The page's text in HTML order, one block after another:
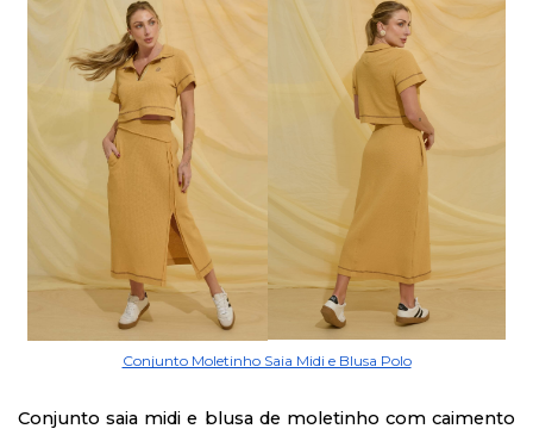
Conjunto Moletinho Saia Midi e Blusa Polo
Conjunto saia midi e blusa de moletinho com caimento